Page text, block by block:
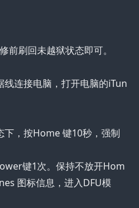
前刷回未越狱状态即可。
连接电脑，打开电脑的iTun
，按Home 键10秒，强制
键1次。保持不放开Hom
图标信息，进入DFU模